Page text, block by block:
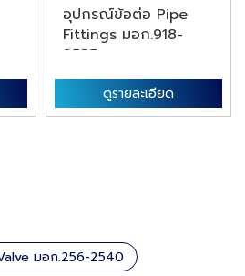
อุปกรณ์ข้อต่อ Pipe
Fittings มอก.918-
2535 และ ...
ดูรายละเอียด
มอก.256-2540